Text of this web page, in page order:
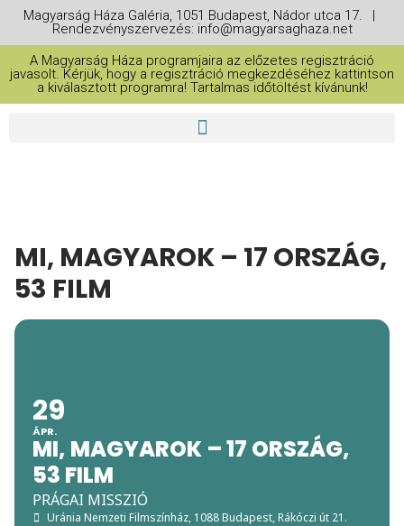
Magyarság Háza Galéria, 1051 Budapest, Nádor utca 17. |
Rendezvényszervezés: info@magyarsaghaza.net
A Magyarság Háza programjaira az előzetes regisztráció
javasolt. Kérjük, hogy a regisztráció megkezdéséhez kattintson
a kiválasztott programra! Tartalmas időtöltést kívánunk!
MI, MAGYAROK – 17 ORSZÁG,
53 FILM
29
ÁPR.
MI, MAGYAROK – 17 ORSZÁG,
53 FILM
PRÁGAI MISSZIÓ
Uránia Nemzeti Filmszínház, 1088 Budapest, Rákóczi út 21.